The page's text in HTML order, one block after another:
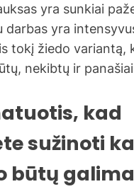
yra sunkiai
darbas yra
tokį žiedo variantą,
nekibtų ir
kad
sužinoti
būtų galima